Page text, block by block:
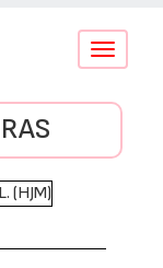
Conmutar